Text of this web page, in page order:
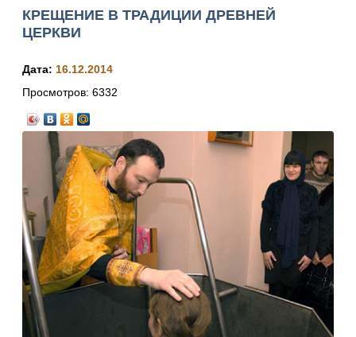
КРЕЩЕНИЕ В ТРАДИЦИИ ДРЕВНЕЙ
ЦЕРКВИ
Дата: 16.12.2014
Просмотров: 6332